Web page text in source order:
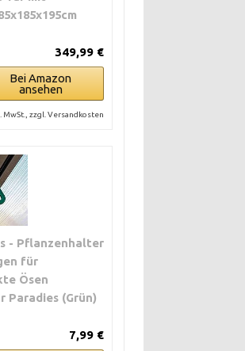
349,99 €
Bei Amazon
ansehen
MwSt., zzgl. Versandkosten
- Pflanzenhalter
für
Ösen
Paradies (Grün)
7,99 €